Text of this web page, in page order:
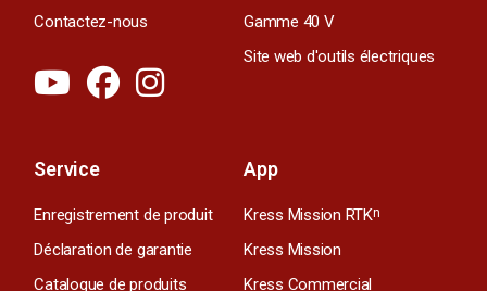
Contactez-nous
Gamme 40 V
Site web d'outils électriques
Service
Enregistrement de produit
Déclaration de garantie
Catalogue de produits
App
Kress Mission RTKn
Kress Mission
Kress Commercial